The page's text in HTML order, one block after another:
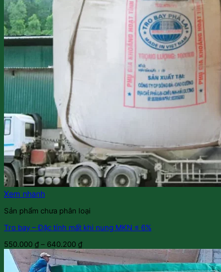
Xem nhanh
Sản phẩm chưa phân loại
Tro bay – Đặc tính mất khi nung MKN ≤ 6%
550.000 ₫ – 640.200 ₫